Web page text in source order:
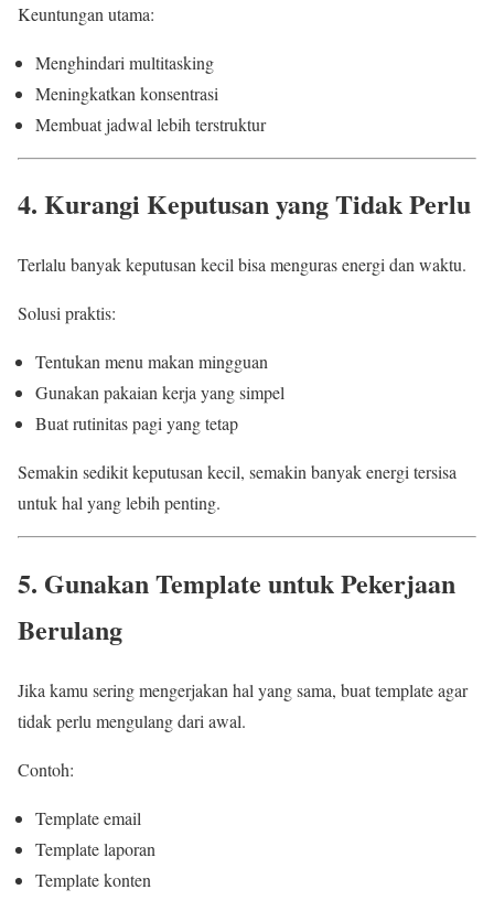
Keuntungan utama:
Menghindari multitasking
Meningkatkan konsentrasi
Membuat jadwal lebih terstruktur
4. Kurangi Keputusan yang Tidak Perlu
Terlalu banyak keputusan kecil bisa menguras energi dan waktu.
Solusi praktis:
Tentukan menu makan mingguan
Gunakan pakaian kerja yang simpel
Buat rutinitas pagi yang tetap
Semakin sedikit keputusan kecil, semakin banyak energi tersisa
untuk hal yang lebih penting.
5. Gunakan Template untuk Pekerjaan
Berulang
Jika kamu sering mengerjakan hal yang sama, buat template agar
tidak perlu mengulang dari awal.
Contoh:
Template email
Template laporan
Template konten